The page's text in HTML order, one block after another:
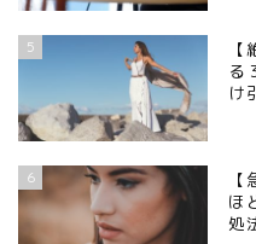
5
る
け
6
ほ
処